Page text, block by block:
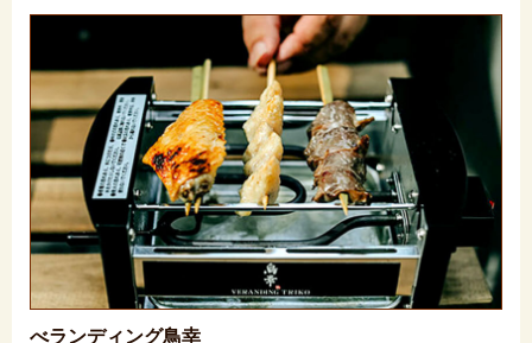
べランディング鳥幸